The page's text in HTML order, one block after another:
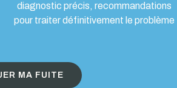
diagnostic précis, recommandations
pour traiter définitivement le problème
MA FUITE